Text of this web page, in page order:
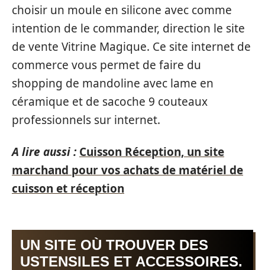
choisir un moule en silicone avec comme
intention de le commander, direction le site
de vente Vitrine Magique. Ce site internet de
commerce vous permet de faire du
shopping de mandoline avec lame en
céramique et de sacoche 9 couteaux
professionnels sur internet.
A lire aussi : Cuisson Réception, un site
marchand pour vos achats de matériel de
cuisson et réception
UN SITE OÙ TROUVER DES
USTENSILES ET ACCESSOIRES.